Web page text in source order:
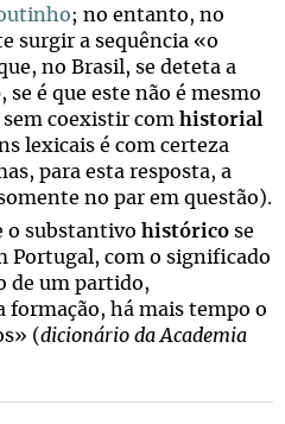
; no entanto, no
surgir a sequência «o
no Brasil, se deteta a
, se é que este não é mesmo
coexistir com historial
lexicais é com certeza
para esta resposta, a
no par em questão).
o substantivo histórico se
Portugal, com o significado
de um partido,
formação, há mais tempo o
(dicionário da Academia